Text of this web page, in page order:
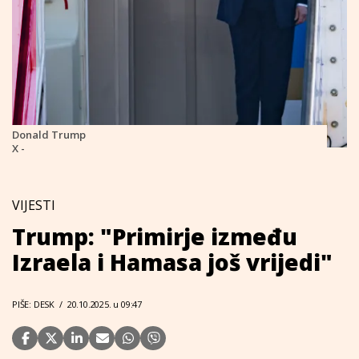
Donald Trump
X -
VIJESTI
Trump: "Primirje između
Izraela i Hamasa još vrijedi"
PIŠE: DESK / 20.10.2025. u 09:47